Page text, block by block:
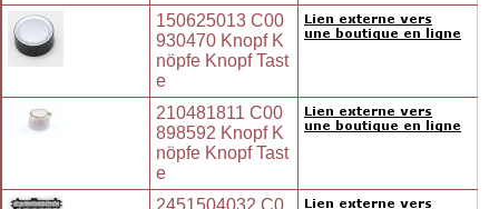
150625013 C00
930470 Knopf K
nöpfe Knopf Tast
e
210481811 C00
898592 Knopf K
nöpfe Knopf Tast
e
2451504032 C0